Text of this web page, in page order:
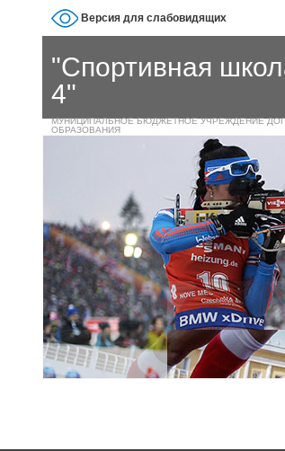
Версия для слабовидящих
"Спортивная
4"
МУНИЦИПАЛЬНОЕ БЮДЖЕТНОЕ УЧРЕЖДЕНИЕ
ОБРАЗОВАНИЯ